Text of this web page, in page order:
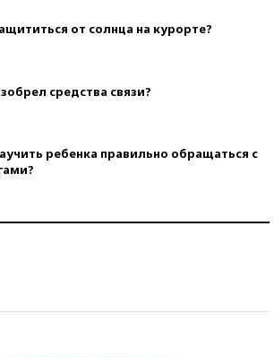
от солнца на курорте?
средства связи?
ребенка правильно обращаться с